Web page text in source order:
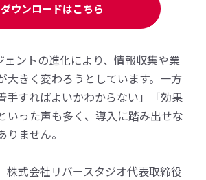
ダウンロードはこちら
ェントの進化により、情報収集や業
大きく変わろうとしています。一方
手すればよいかわからない」「効果
いった声も多く、導入に踏み出せな
ません。
株式会社リバースタジオ代表取締役